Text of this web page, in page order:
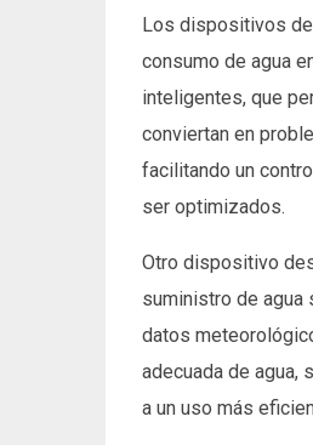
Los dispositivos
consumo de agua
inteligentes, que
conviertan en
facilitando un
ser optimizados.
Otro dispositivo
suministro de agua
datos
adecuada de
a un uso más